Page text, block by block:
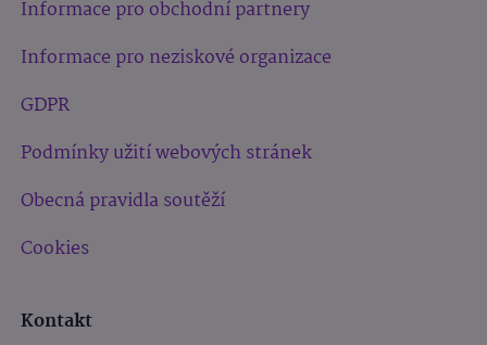
Informace pro obchodní partnery
Informace pro neziskové organizace
GDPR
Podmínky užití webových stránek
Obecná pravidla soutěží
Cookies
Kontakt